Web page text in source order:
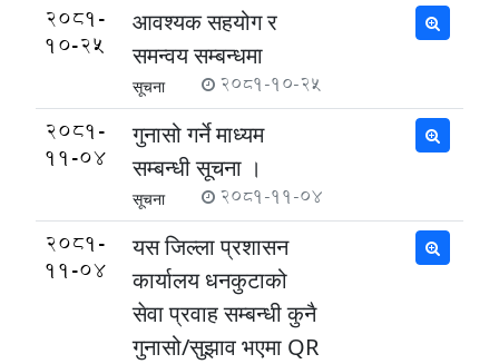
2081-
10-25
आवश्यक सहयोग र
समन्वय सम्बन्धमा
सूचना 2081-10-25
2081-
11-04
गुनासो गर्ने माध्यम
सम्बन्धी सूचना ।
सूचना 2081-11-04
2081-
11-04
यस जिल्ला प्रशासन
कार्यालय धनकुटाको
सेवा प्रवाह सम्बन्धी कुनै
गुनासो/सुझाव भएमा QR